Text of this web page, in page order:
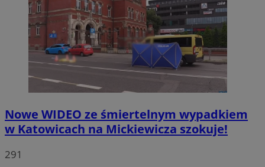
Nowe WIDEO ze śmiertelnym wypadkiem
w Katowicach na Mickiewicza szokuje!
291